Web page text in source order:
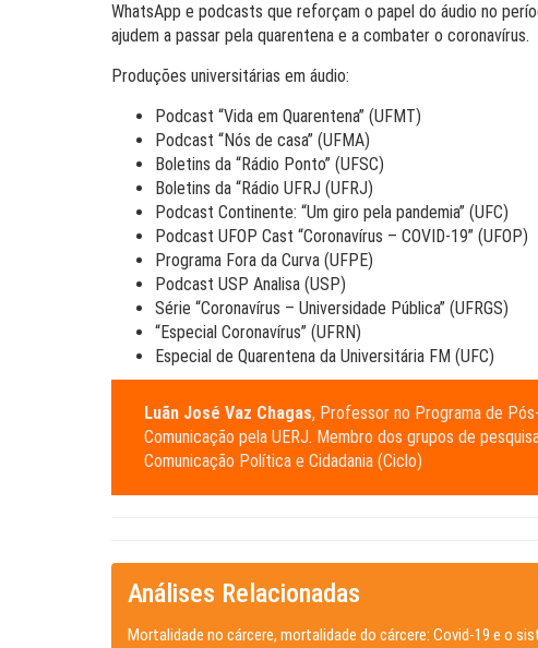
WhatsApp e podcasts que reforçam o papel do áudio no
ajudem a passar pela quarentena e a combater o coronavírus.
Produções universitárias em áudio:
Podcast “Vida em Quarentena” (UFMT)
Podcast “Nós de casa” (UFMA)
Boletins da “Rádio Ponto” (UFSC)
Boletins da “Rádio UFRJ (UFRJ)
Podcast Continente: “Um giro pela pandemia” (UFC)
Podcast UFOP Cast “Coronavírus – COVID-19” (UFOP)
Programa Fora da Curva (UFPE)
Podcast USP Analisa (USP)
Série “Coronavírus – Universidade Pública” (UFRGS)
“Especial Coronavírus” (UFRN)
Especial de Quarentena da Universitária FM (UFC)
Luãn José Vaz Chagas, Professor no Programa de
Comunicação pela UERJ. Membro dos grupos de
Comunicação Política e Cidadania (Ciclo)
Análises Relacionadas
Mortalidade no cárcere, mortalidade do cárcere: Covid-19 e o